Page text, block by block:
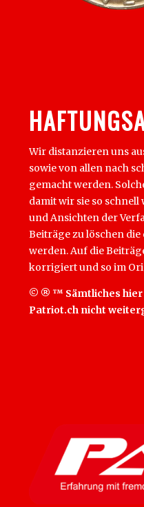
Wir distanzieren uns
sowie von allen nach
gemacht werden.
damit wir sie so
und Ansichten der
Beiträge zu löschen
werden. Auf die
korrigiert und so im
© ® ™ Sämtliches hier
Patriot.ch nicht